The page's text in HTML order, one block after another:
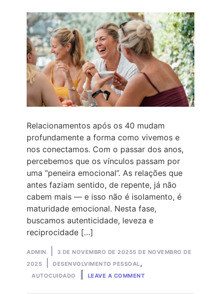
Relacionamentos após os 40 mudam
profundamente a forma como vivemos e
nos conectamos. Com o passar dos anos,
percebemos que os vínculos passam por
uma “peneira emocional”. As relações que
antes faziam sentido, de repente, já não
cabem mais — e isso não é isolamento, é
maturidade emocional. Nesta fase,
buscamos autenticidade, leveza e
reciprocidade […]
Posted
by
ADMIN 3 DE NOVEMBRO DE 20255 DE NOVEMBRO DE
2025
Posted
in
DESENVOLVIMENTO PESSOAL,
AUTOCUIDADO LEAVE A COMMENTON